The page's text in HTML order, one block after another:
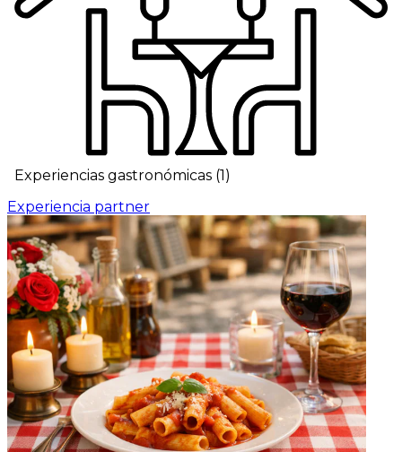
Experiencias gastronómicas (1 )
Experiencia partner